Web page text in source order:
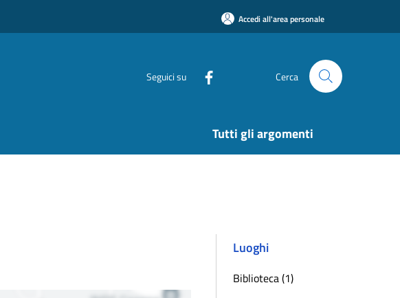
Accedi all'area personale
Seguici su Cerca
Tutti gli argomenti
Luoghi
Biblioteca (1)